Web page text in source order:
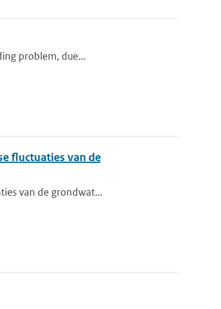
problem, due...
fluctuaties van de
van de grondwat...